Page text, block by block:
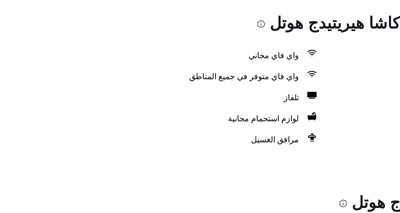
هيريتيدج هوتل
واي فاي مجاني
واي فاي متوفر في جميع المناطق
تلفاز
لوازم استحمام مجانية
مرافق الغسيل
هوتل